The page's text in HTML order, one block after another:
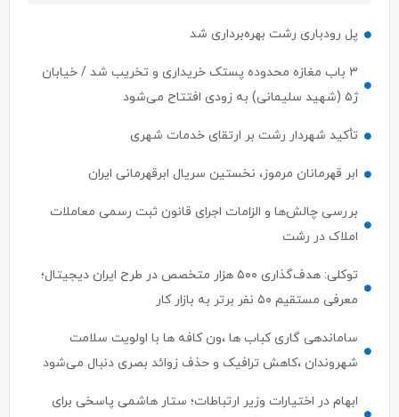
پل رودباری رشت بهره‌برداری شد
۳ باب مغازه محدوده پستک خریداری و تخریب شد / خیابان
ژ۵ (شهید سلیمانی) به زودی افتتاح می‌شود
تأکید شهردار رشت بر ارتقای خدمات شهری
ابر قهرمانان مرموز، نخستین سریال ابرقهرمانی ایران
بررسی چالش‌ها و الزامات اجرای قانون ثبت رسمی معاملات
املاک در رشت
توکلی: هدف‌گذاری ۵۰۰ هزار متخصص در طرح ایران دیجیتال؛
معرفی مستقیم ۵۰ نفر برتر به بازار کار
ساماندهی گاری کباب ها ،ون کافه ها با اولویت سلامت
شهروندان ،کاهش ترافیک و حذف زوائد بصری دنبال می‌شود
ابهام در اختیارات وزیر ارتباطات؛ ستار هاشمی پاسخی برای